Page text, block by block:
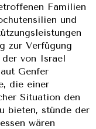
Familien
und
zur Verfügung
von Israel
Genfer
die einer
Situation den
bieten, stünde der
wären